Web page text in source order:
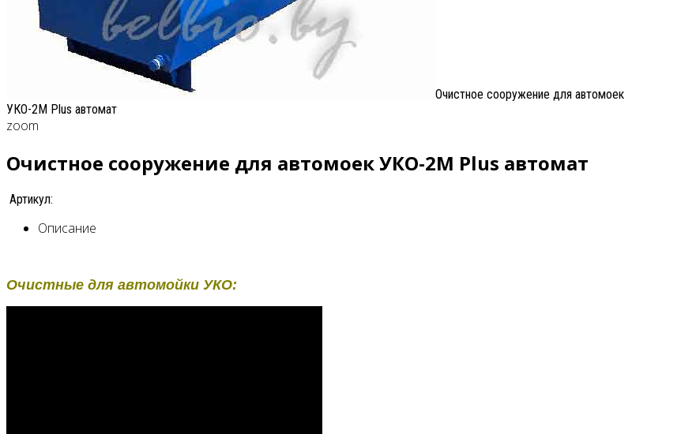
Очистное сооружение для автомоек
УКО-2M Plus автомат
zoom
Очистное сооружение для автомоек УКО-2M Plus автомат
Артикул:
Описание
Очистные для автомойки УКО: